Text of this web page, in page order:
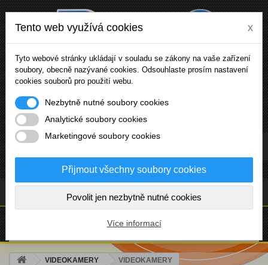
(prázdný)
VIDEOKAMERY VIDEOKAMERY
Tento web využívá cookies x
Tyto webové stránky ukládají v souladu se zákony na vaše zařízení
soubory, obecně nazývané cookies. Odsouhlaste prosím nastavení
cookies souborů pro použití webu.
Nezbytně nutné soubory cookies
Analytické soubory cookies
Marketingové soubory cookies
Přijmout všechny soubory cookies
Povolit jen nezbytně nutné cookies
Více informací